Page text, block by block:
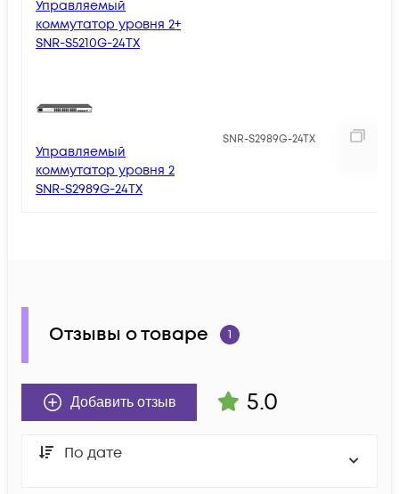
Управляемый
коммутатор уровня 2+
SNR-S5210G-24TX
Управляемый
коммутатор уровня 2
SNR-S2989G-24TX
SNR-S2989G-24TX
Отзывы о товаре 1
Добавить отзыв 5.0
По дате